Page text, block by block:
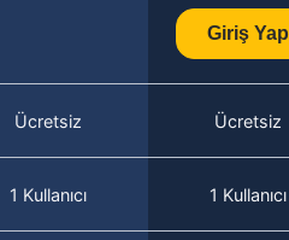
Giriş Yap
Ücretsiz Ücretsiz
1 Kullanıcı 1 Kullanıcı